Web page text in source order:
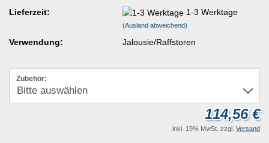
Lieferzeit:
1-3 Werktage
(Ausland abweichend)
Verwendung: Jalousie/Raffstoren
Zubehör:
114,56 €
inkl. 19% MwSt. zzgl. Versand